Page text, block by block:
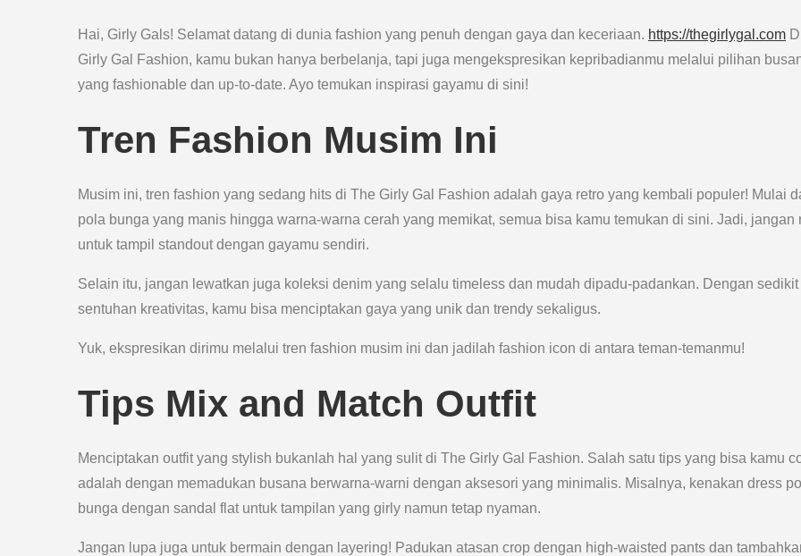
Hai, Girly Gals! Selamat datang di dunia fashion yang penuh dengan gaya dan keceriaan. https://thegirlygal.com
Girly Gal Fashion, kamu bukan hanya berbelanja, tapi juga mengekspresikan kepribadianmu melalui pilihan
yang fashionable dan up-to-date. Ayo temukan inspirasi gayamu di sini!
Tren Fashion Musim Ini
Musim ini, tren fashion yang sedang hits di The Girly Gal Fashion adalah gaya retro yang kembali populer! Mulai
pola bunga yang manis hingga warna-warna cerah yang memikat, semua bisa kamu temukan di sini. Jadi, jangan
untuk tampil standout dengan gayamu sendiri.
Selain itu, jangan lewatkan juga koleksi denim yang selalu timeless dan mudah dipadu-padankan. Dengan sedikit
sentuhan kreativitas, kamu bisa menciptakan gaya yang unik dan trendy sekaligus.
Yuk, ekspresikan dirimu melalui tren fashion musim ini dan jadilah fashion icon di antara teman-temanmu!
Tips Mix and Match Outfit
Menciptakan outfit yang stylish bukanlah hal yang sulit di The Girly Gal Fashion. Salah satu tips yang bisa kamu
adalah dengan memadukan busana berwarna-warni dengan aksesori yang minimalis. Misalnya, kenakan dress
bunga dengan sandal flat untuk tampilan yang girly namun tetap nyaman.
Jangan lupa juga untuk bermain dengan layering! Padukan atasan crop dengan high-waisted pants dan